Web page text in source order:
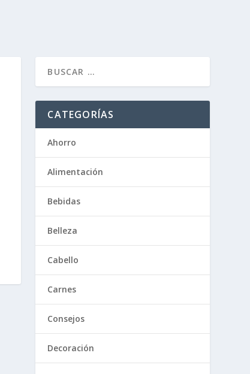
CATEGORÍAS
Ahorro
Alimentación
Bebidas
Belleza
Cabello
Carnes
Consejos
Decoración